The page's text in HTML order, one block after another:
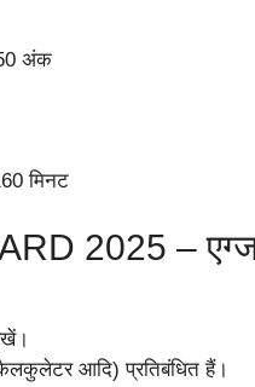
अंक
मिनट
2025 –
आदि) प्रतिबंधित हैं।